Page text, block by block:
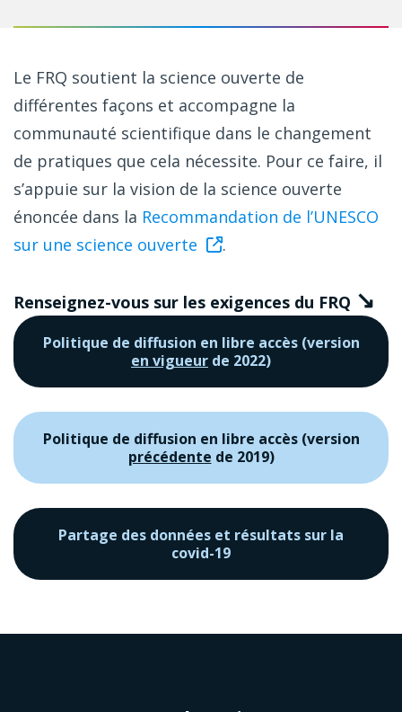
Le FRQ soutient la science ouverte de
différentes façons et accompagne la
communauté scientifique dans le changement
de pratiques que cela nécessite. Pour ce faire, il
s’appuie sur la vision de la science ouverte
énoncée dans la Recommandation de l’UNESCO
sur une science ouverte
.
Renseignez-vous sur les exigences du FRQ ↘
Politique de diffusion en libre accès (version
en vigueur de 2022)
Politique de diffusion en libre accès (version
précédente de 2019)
Partage des données et résultats sur la
covid-19